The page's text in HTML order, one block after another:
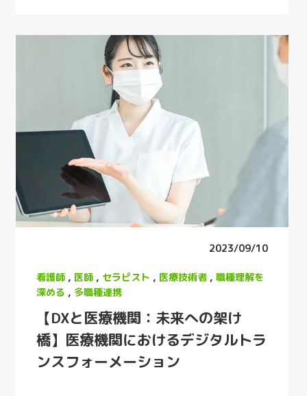
2023/09/10
看護師 , 医師 , セラピスト , 医療技術者 , 職種理解を
深める , 多職種連携
【DXと医療機関：未来への架け
橋】医療機関におけるデジタルトラ
ンスフォーメーション